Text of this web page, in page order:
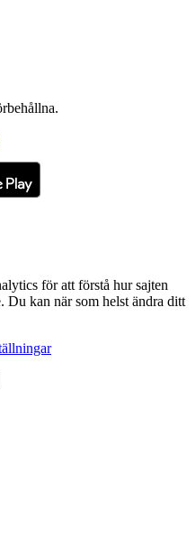
för att förstå hur sajten
Du kan när som helst ändra ditt